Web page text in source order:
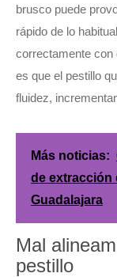
brusco puede
rápido de lo
correctamente con
es que el pestillo
fluidez,
Más noticias:
de extracción
Guadalajara
Mal
pestillo